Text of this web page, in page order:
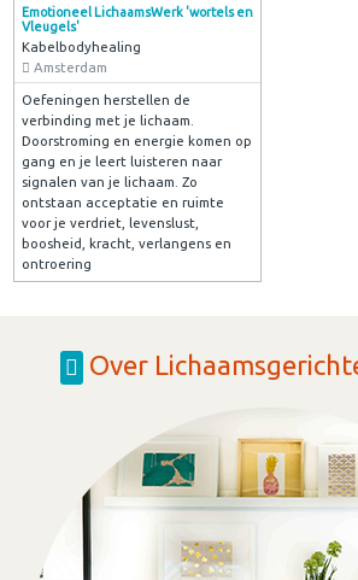
Emotioneel LichaamsWerk 'wortels en
Vleugels'
Kabelbodyhealing
Amsterdam
Oefeningen herstellen de
verbinding met je lichaam.
Doorstroming en energie komen op
gang en je leert luisteren naar
signalen van je lichaam. Zo
ontstaan acceptatie en ruimte
voor je verdriet, levenslust,
boosheid, kracht, verlangens en
ontroering
Over